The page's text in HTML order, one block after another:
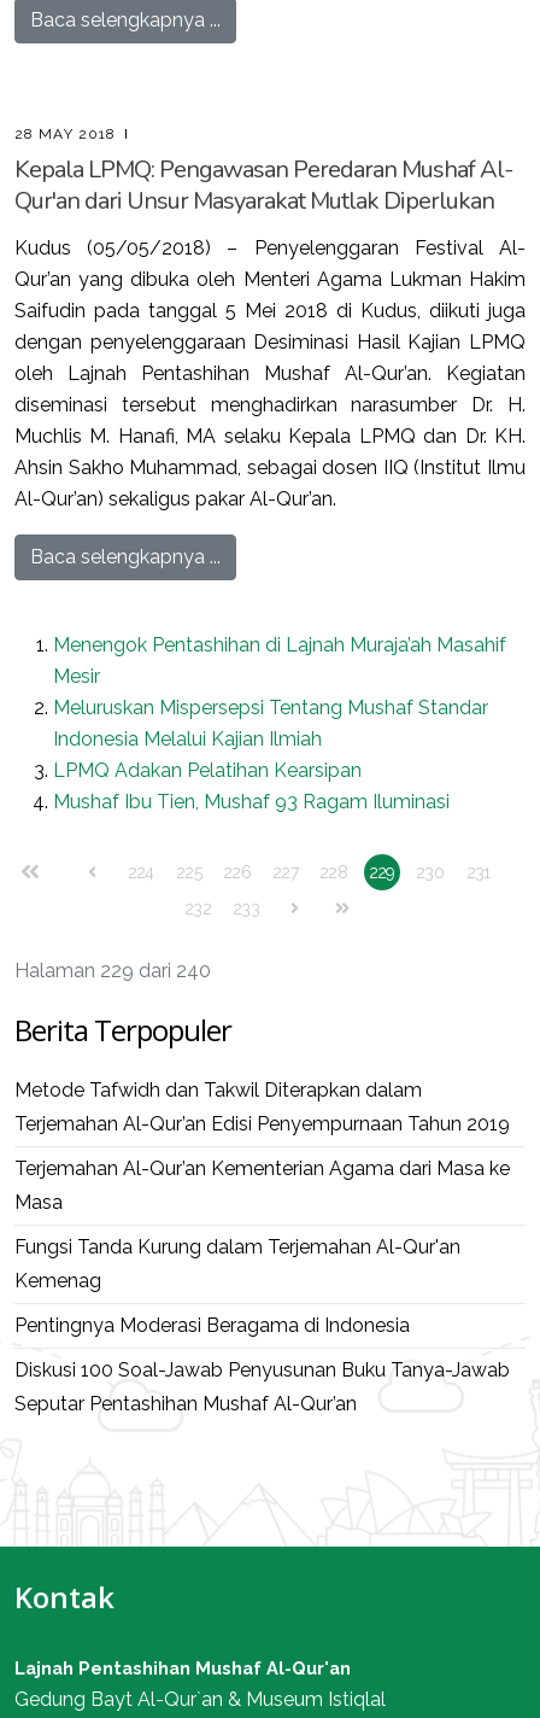
Baca selengkapnya ...
28 MAY 2018
Kepala LPMQ: Pengawasan Peredaran Mushaf Al-
Qur'an dari Unsur Masyarakat Mutlak Diperlukan
Kudus (05/05/2018) – Penyelenggaran Festival Al-
Qur’an yang dibuka oleh Menteri Agama Lukman Hakim
Saifudin pada tanggal 5 Mei 2018 di Kudus, diikuti juga
dengan penyelenggaraan Desiminasi Hasil Kajian LPMQ
oleh Lajnah Pentashihan Mushaf Al-Qur’an. Kegiatan
diseminasi tersebut menghadirkan narasumber Dr. H.
Muchlis M. Hanafi, MA selaku Kepala LPMQ dan Dr. KH.
Ahsin Sakho Muhammad, sebagai dosen IIQ (Institut Ilmu
Al-Qur’an) sekaligus pakar Al-Qur’an.
Baca selengkapnya ...
Menengok Pentashihan di Lajnah Muraja’ah Masahif
Mesir
Meluruskan Mispersepsi Tentang Mushaf Standar
Indonesia Melalui Kajian Ilmiah
LPMQ Adakan Pelatihan Kearsipan
Mushaf Ibu Tien, Mushaf 93 Ragam Iluminasi
224 225 226 227 228 229 230
231
232
233
Halaman 229 dari 240
Berita Terpopuler
Metode Tafwidh dan Takwil Diterapkan dalam
Terjemahan Al-Qur’an Edisi Penyempurnaan Tahun 2019
Terjemahan Al-Qur’an Kementerian Agama dari Masa ke
Masa
Fungsi Tanda Kurung dalam Terjemahan Al-Qur'an
Kemenag
Pentingnya Moderasi Beragama di Indonesia
Diskusi 100 Soal-Jawab Penyusunan Buku Tanya-Jawab
Seputar Pentashihan Mushaf Al-Qur’an
Kontak
Lajnah Pentashihan Mushaf Al-Qur'an
Gedung Bayt Al-Qur`an & Museum Istiqlal